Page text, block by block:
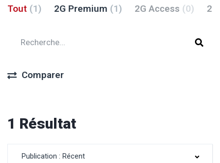
Tout (1) 2G Premium (1) 2G Access (0)
Comparer
1 Résultat
Publication : Récent